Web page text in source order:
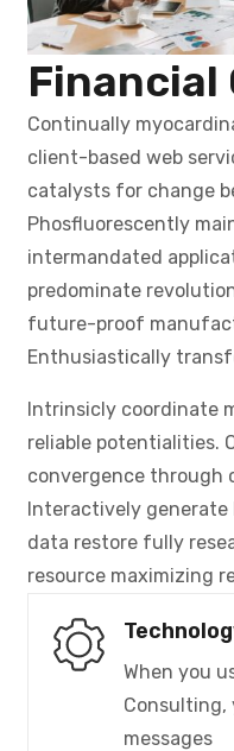
Continually
client-based web
catalysts for change
Phosfluorescently
intermandated
predominate
future-proof
Enthusiastically
Intrinsicly coordinate
reliable potentialities.
convergence through
Interactively generate
data restore fully
resource maximizing
When you
Consulting,
messages